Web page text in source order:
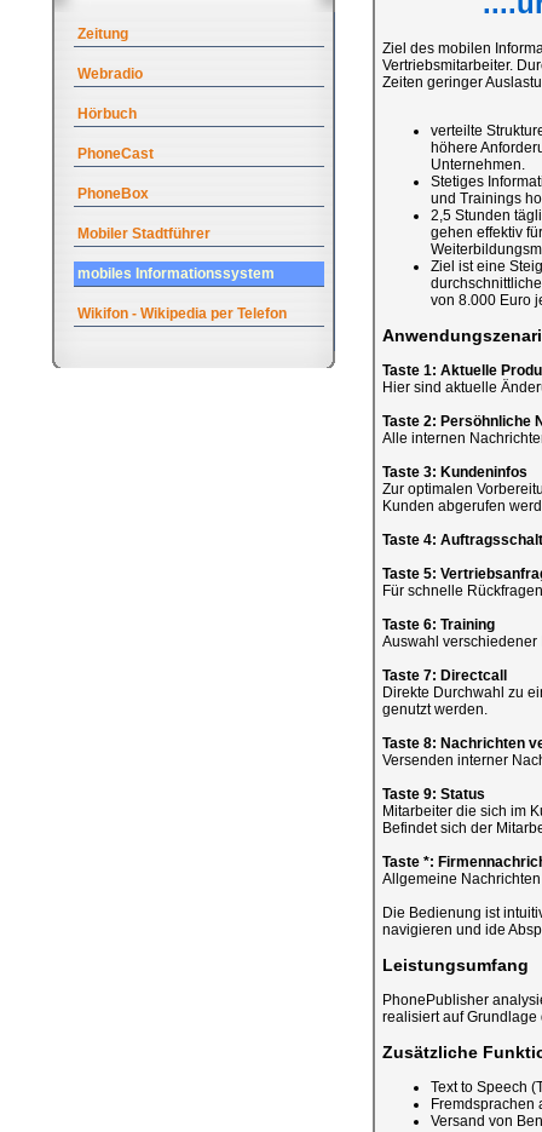
Zeitung
Webradio
Hörbuch
PhoneCast
PhoneBox
Mobiler Stadtführer
mobiles Informationssystem
Wikifon - Wikipedia per Telefon
Ziel des mobilen
Vertriebsmitarbeiter.
Zeiten geringer
verteilte
höhere
Unternehmen.
Stetiges
und Trainings
2,5 Stunden
gehen effektiv
Ziel ist eine
von 8.000 Euro
Taste 1: Aktuelle
Hier sind aktuelle
Taste 2: Persöhnliche
Alle internen
Taste 3: Kundeninfos
Zur optimalen
Kunden abgerufen
Taste 4:
Taste 5:
Für schnelle
Taste 6: Training
Auswahl verschiedener
Taste 7: Directcall
Direkte Durchwahl zu
genutzt werden.
Taste 8: Nachrichten
Versenden interner
Taste 9: Status
Mitarbeiter die sich im
Befindet sich der
Taste *:
Allgemeine
Die Bedienung ist
navigieren und ide
Leistungsumfang
PhonePublisher
realisiert auf Grundlage
Zusätzliche
Text to Speech
Fremdsprachen
Versand von